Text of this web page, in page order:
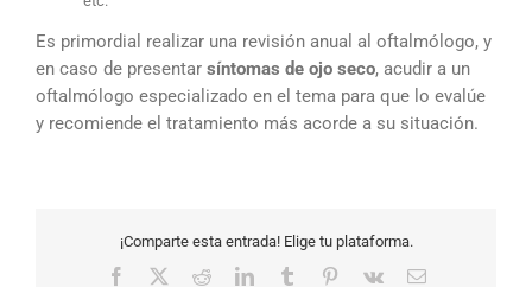
Es primordial realizar una revisión anual al oftalmólogo, y
en caso de presentar síntomas de ojo seco, acudir a un
oftalmólogo especializado en el tema para que lo evalúe
y recomiende el tratamiento más acorde a su situación.
¡Comparte esta entrada! Elige tu plataforma.
Facebook RedditLinkedInTumblr Pinterest
Vk
Correo